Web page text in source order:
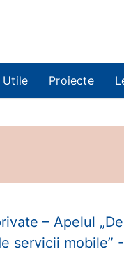
Utile Proiecte
– Apelul
servicii mobile”